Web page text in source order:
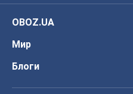
OBOZ.UA
Мир
Блоги